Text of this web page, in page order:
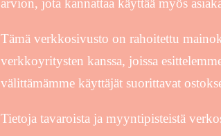
arvion, jota kannattaa käyttää myös
Tämä verkkosivusto on rahoitettu
verkkoyritysten kanssa, joissa
välittämämme käyttäjät suorittavat
Tietoja tavaroista ja myyntipisteistä